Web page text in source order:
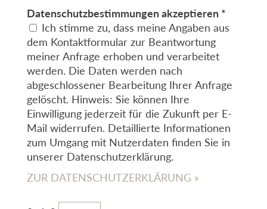
Datenschutzbestimmungen akzeptieren *
Ich stimme zu, dass meine Angaben aus
dem Kontaktformular zur Beantwortung
meiner Anfrage erhoben und verarbeitet
werden. Die Daten werden nach
abgeschlossener Bearbeitung Ihrer Anfrage
gelöscht. Hinweis: Sie können Ihre
Einwilligung jederzeit für die Zukunft per E-
Mail widerrufen. Detaillierte Informationen
zum Umgang mit Nutzerdaten finden Sie in
unserer Datenschutzerklärung.
ZUR DATENSCHUTZERKLÄRUNG »